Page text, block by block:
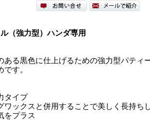
（強力型）ハンダ専用
る黒色に仕上げるための強力型パティ
す。
タイプ
ワックスと併用することで美しく長持ち
をプラス